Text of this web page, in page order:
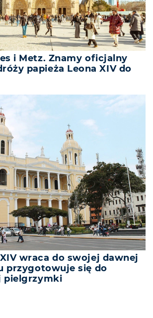
i Metz. Znamy oficjalny
papieża Leona XIV do
wraca do swojej dawnej
przygotowuje się do
pielgrzymki